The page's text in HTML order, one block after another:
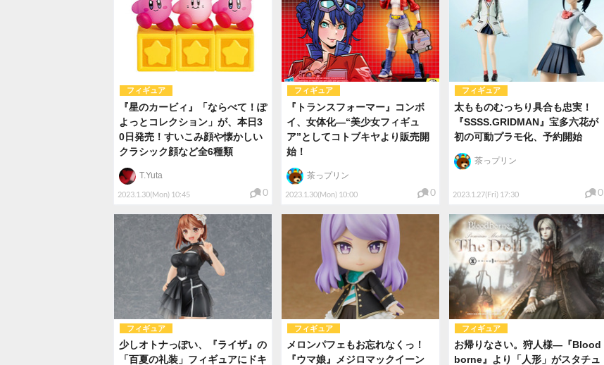
フィギュア
『星のカービィ』「ならべて！ぽ
よっとコレクション」が、本日3
0日発売！すいこみ顔や懐かしい
クラシック顔など全6種類
2023.1.30(Mon) 10:45
T.Yuta
0
フィギュア
『トランスフォーマー』コンボ
イ、女体化―“美少女フィギュ
ア”としてコトブキヤより販売開
始！
2023.1.30(Mon) 10:00
茶っプリン
0
フィギュア
太もものむっちり具合も忠実！
『SSSS.GRIDMAN』宝多六花が
初の可動プラモ化、予約開始
2023.1.27(Fri) 17:30
茶っプリン
0
フィギュア
少しオトナっぽい、『ライザ』の
「百夏の礼装」フィギュアにドキ
フィギュア
メロンパフェもお忘れなくっ！
『ウマ娘』メジロマックイーン
フィギュア
お帰りなさい。狩人様―『Blood
borne』より「人形」がスタチュ